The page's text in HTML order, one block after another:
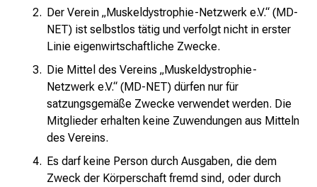
Der Verein „Muskeldystrophie-Netzwerk e.V.“ (MD-
NET) ist selbstlos tätig und verfolgt nicht in erster
Linie eigenwirtschaftliche Zwecke.
Die Mittel des Vereins „Muskeldystrophie-
Netzwerk e.V.“ (MD-NET) dürfen nur für
satzungsgemäße Zwecke verwendet werden. Die
Mitglieder erhalten keine Zuwendungen aus Mitteln
des Vereins.
Es darf keine Person durch Ausgaben, die dem
Zweck der Körperschaft fremd sind, oder durch